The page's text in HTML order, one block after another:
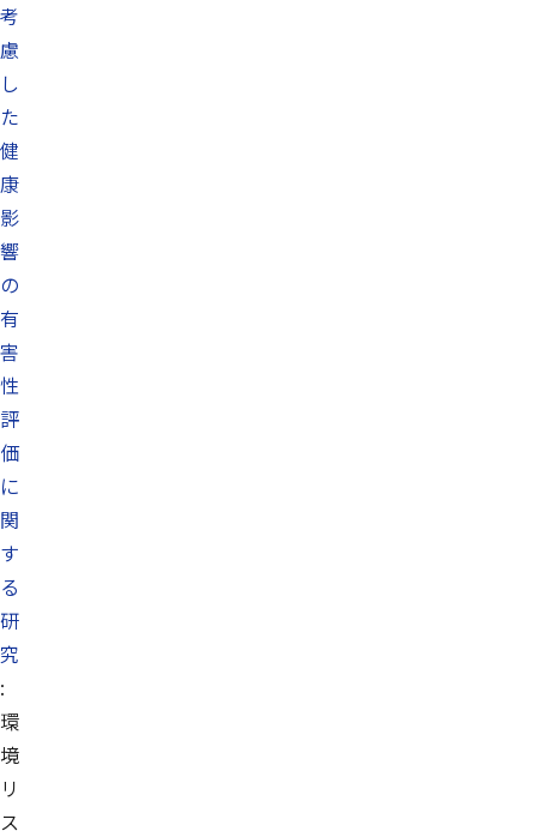
考
慮
し
た
健
康
影
響
の
有
害
性
評
価
に
関
す
る
研
究
:
環
境
リ
ス